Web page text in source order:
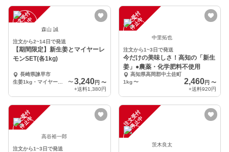
注
文
受
付
停
止
中 森山 誠
注文から2~14日で発送
【期間限定】新生姜とマイヤーレ
モンSET(各1kg)
長崎県諫早市
〜 3,240円 〜
+送料1,380円
注
文
受
付
停
止
中
中里拓也
注文から1~3日で発送
今だけの美味しさ！高知の「新生
姜」●農薬・化学肥料不使用
高知県高岡郡中土佐町
1kg 〜 2,460円 〜
+送料920円
注
文
受
付
停
止
中
高谷裕一郎
注文から1~3日で発送
注
文
受
付
停
止
中
茨木良太